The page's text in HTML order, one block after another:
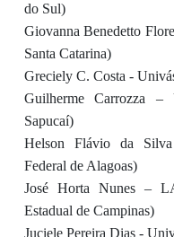
do Sul)
Giovanna Benedetto
Santa Catarina)
Greciely C. Costa -
Guilherme Carrozza
Sapucaí)
Helson Flávio da
Federal de Alagoas)
José Horta Nunes –
Estadual de Campinas)
Juciele Pereira Dias -